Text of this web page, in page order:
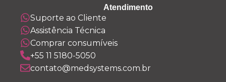
Atendimento
Suporte ao Cliente
Assistência Técnica
Comprar consumíveis
+55 11 5180-5050
contato@medsystems.com.br